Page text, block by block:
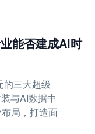
能否建成AI时
的三大超级
与AI数据中
局，打造面